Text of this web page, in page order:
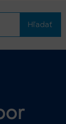
Hľadať